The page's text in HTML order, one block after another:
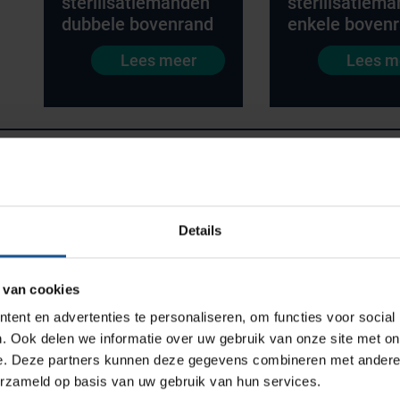
Details
cookies
en advertenties te personaliseren, om functies voor social
Ook delen we informatie over uw gebruik van onze site met
Deze partners kunnen deze gegevens combineren met
op basis van uw gebruik van hun services.
dubbele bovenrand
Lees meer
enkele
Lees
De medische kasten van VE-Systems
waarin de medewerkers zich kunnen focussen op
betere zorg
telt elke minuut. Onze modulaire kastwagens en
van uw werkprocessen. Door slimme
Productlijnen
Medische afvalverpakkingen
Opslagmogelijkheden
Medische (verzorgings)wagens
Medicijn- en verbandkasten
Werkplekinrichting
Assortiment